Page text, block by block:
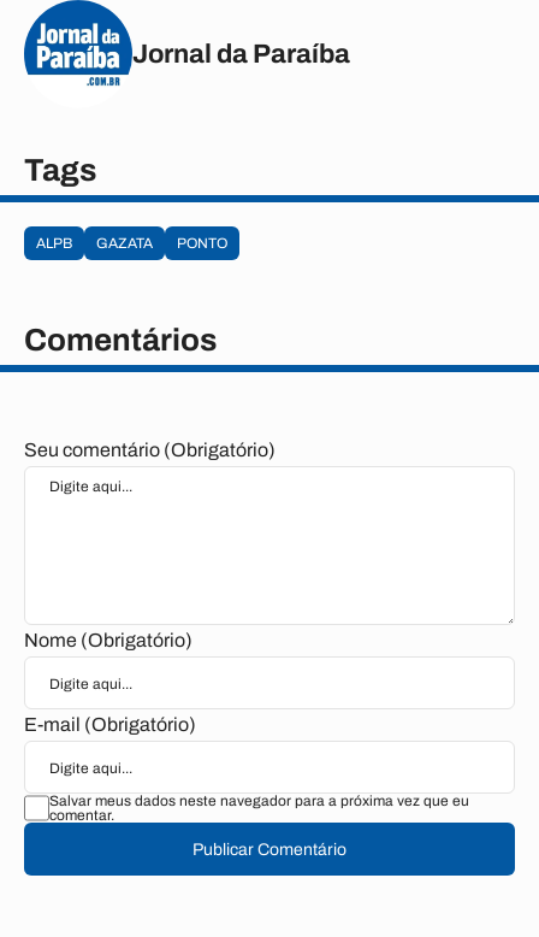
Jornal da Paraíba
Tags
ALPB GAZATA PONTO
Comentários
Seu comentário (Obrigatório)
Nome (Obrigatório)
E-mail (Obrigatório)
Salvar meus dados neste navegador para a próxima vez que eu
comentar.
Publicar Comentário